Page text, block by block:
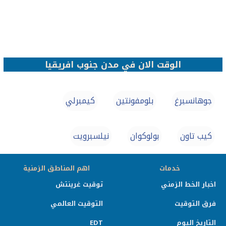
الوقت الان في مدن جنوب افريقيا
جوهانسبرغ بلومفونتين كيمبرلي
كيب تاون بولوكوان نيلسبرويت
خدمات
اخبار الخط الزمني
فرق التوقيت
التاريخ اليوم
اهم المناطق الزمنية
توقيت غرينتش
التوقيت العالمي
EDT